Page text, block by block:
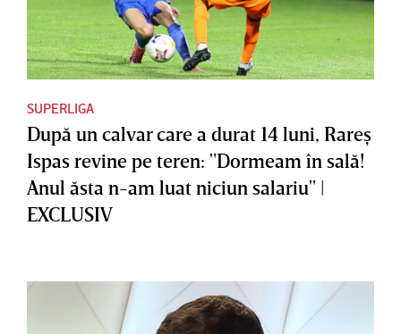
SUPERLIGA
După un calvar care a durat 14 luni, Rareş
Ispas revine pe teren: "Dormeam în sală!
Anul ăsta n-am luat niciun salariu" |
EXCLUSIV